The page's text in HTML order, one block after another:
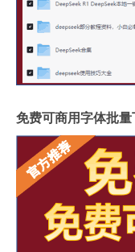
免费可商用字体批